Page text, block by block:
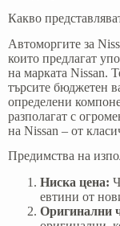
Какво
Автоморгите за
които предлагат
на марката Nissan.
търсите бюджетен
определени
разполагат с
на Nissan – от
Предимства на
Ниска цена:
евтини от
Оригинални